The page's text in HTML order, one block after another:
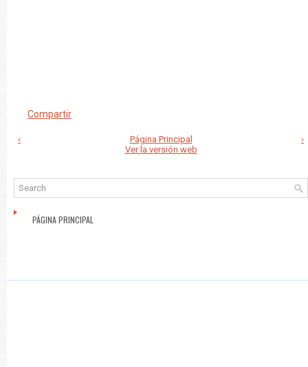
Compartir
‹ ›
Página Principal
Ver la versión web
PÁGINA PRINCIPAL